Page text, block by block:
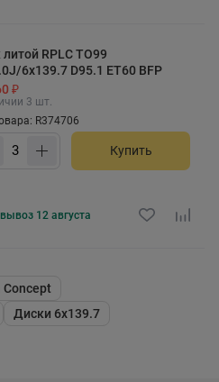
RPLC TO99
6x139.7 D95.1 ET60 BFP
₽
3 шт.
R374706
Купить
12 августа
Concept
Диски 6x139.7